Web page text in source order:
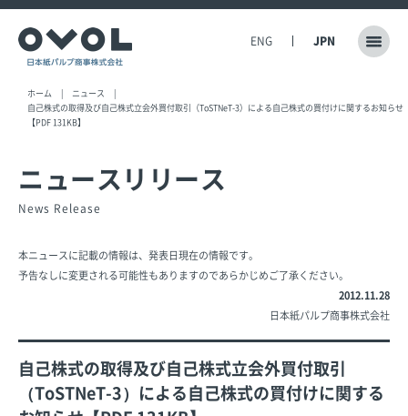
ENG JPN
ホーム
ニュース
自己株式の取得及び自己株式立会外買付取引（ToSTNeT-3）による自己株式の買付けに関するお知らせ
【PDF 131KB】
ニュースリリース
News Release
本ニュースに記載の情報は、発表日現在の情報です。
予告なしに変更される可能性もありますのであらかじめご了承ください。
2012.11.28
日本紙パルプ商事株式会社
自己株式の取得及び自己株式立会外買付取引
（ToSTNeT-3）による自己株式の買付けに関する